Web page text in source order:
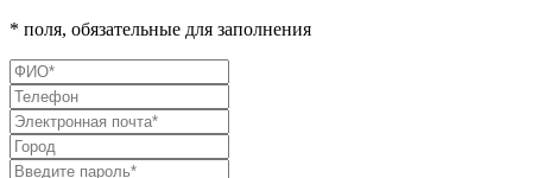
* поля, обязательные для заполнения